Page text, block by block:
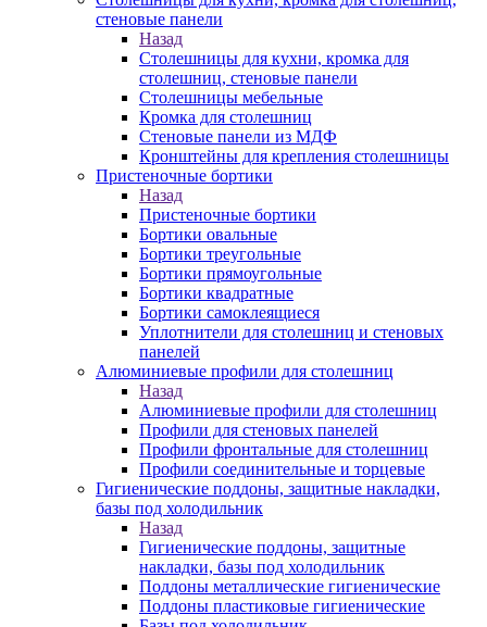
стеновые панели
Назад
Столешницы для кухни, кромка для
столешниц, стеновые панели
Столешницы мебельные
Кромка для столешниц
Стеновые панели из МДФ
Кронштейны для крепления столешницы
Пристеночные бортики
Назад
Пристеночные бортики
Бортики овальные
Бортики треугольные
Бортики прямоугольные
Бортики квадратные
Бортики самоклеящиеся
Уплотнители для столешниц и стеновых
панелей
Алюминиевые профили для столешниц
Назад
Алюминиевые профили для столешниц
Профили для стеновых панелей
Профили фронтальные для столешниц
Профили соединительные и торцевые
Гигиенические поддоны, защитные накладки,
базы под холодильник
Назад
Гигиенические поддоны, защитные
накладки, базы под холодильник
Поддоны металлические гигиенические
Поддоны пластиковые гигиенические